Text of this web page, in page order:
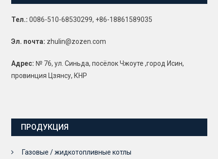
Тел.: 0086-510-68530299, +86-18861589035
Эл. почта: zhulin@zozen.com
Адрес: № 76, ул. Синьда, посёлок Чжоуте ,город Исин,
провинция Цзянсу, КНР
ПРОДУКЦИЯ
Газовые / жидкотопливные котлы